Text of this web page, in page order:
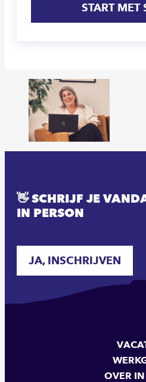
START MET
👋 SCHRIJF JE
IN PERSON
JA, INSCHRIJVEN
OVER